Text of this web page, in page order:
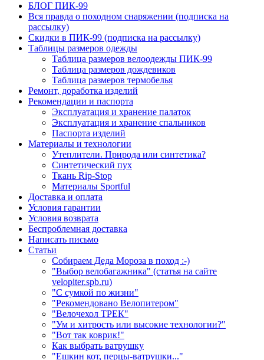
БЛОГ ПИК-99
Вся правда о походном снаряжении (подписка на
рассылку)
Скидки в ПИК-99 (подписка на рассылку)
Таблицы размеров одежды
Таблица размеров велоодежды ПИК-99
Таблица размеров дождевиков
Таблица размеров термобелья
Ремонт, доработка изделий
Рекомендации и паспорта
Эксплуатация и хранение палаток
Эксплуатация и хранение спальников
Паспорта изделий
Материалы и технологии
Утеплители. Природа или синтетика?
Синтетический пух
Ткань Rip-Stop
Материалы Sportful
Доставка и оплата
Условия гарантии
Условия возврата
Беспроблемная доставка
Написать письмо
Статьи
Собираем Деда Мороза в поход :-)
"Выбор велобагажника" (статья на сайте
velopiter.spb.ru)
"С сумкой по жизни"
"Рекомендовано Велопитером"
"Велочехол ТРЕК"
"Ум и хитрость или высокие технологии?"
"Вот так коврик!"
Как выбрать ватрушку
"Ешкин кот, перцы-ватрушки..."